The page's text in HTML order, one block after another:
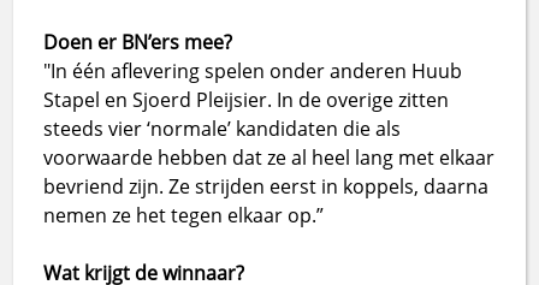
Doen er BN’ers mee?
"In één aflevering spelen onder anderen Huub
Stapel en Sjoerd Pleijsier. In de overige zitten
steeds vier ‘normale’ kandidaten die als
voorwaarde hebben dat ze al heel lang met elkaar
bevriend zijn. Ze strijden eerst in koppels, daarna
nemen ze het tegen elkaar op.”
Wat krijgt de winnaar?